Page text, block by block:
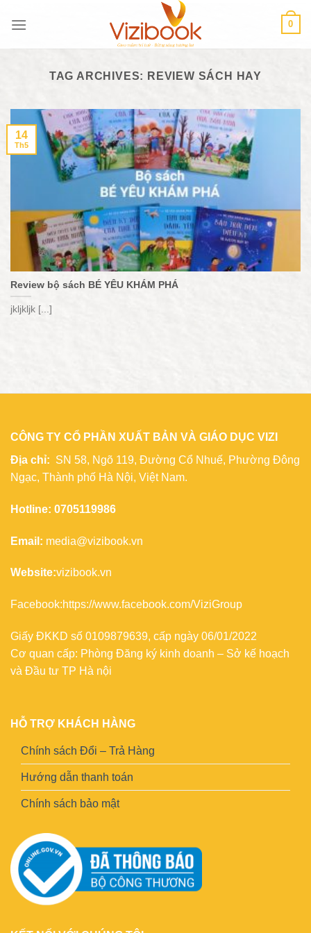
0
TAG ARCHIVES: REVIEW SÁCH HAY
Review bộ sách BÉ YÊU KHÁM PHÁ
jkljkljk [...]
14
Th5
CÔNG TY CỔ PHẦN XUẤT BẢN VÀ GIÁO DỤC VIZI
Địa chỉ: SN 58, Ngõ 119, Đường Cổ Nhuế, Phường Đông
Ngạc, Thành phố Hà Nội, Việt Nam.
Hotline: 0705119986
Email: media@vizibook.vn
Website:vizibook.vn
Facebook:https://www.facebook.com/ViziGroup
Giấy ĐKKD số 0109879639, cấp ngày 06/01/2022
Cơ quan cấp: Phòng Đăng ký kinh doanh – Sở kế hoạch
và Đầu tư TP Hà nội
HỖ TRỢ KHÁCH HÀNG
Chính sách Đổi – Trả Hàng
Hướng dẫn thanh toán
Chính sách bảo mật